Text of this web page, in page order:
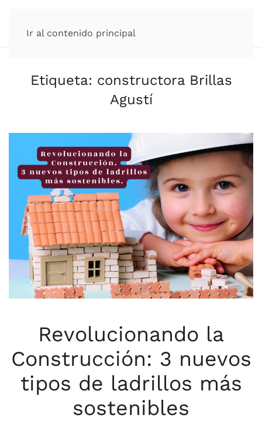
Ir al contenido principal
Etiqueta: constructora Brillas
Agustí
Revolucionando la
Construcción: 3 nuevos
tipos de ladrillos más
sostenibles